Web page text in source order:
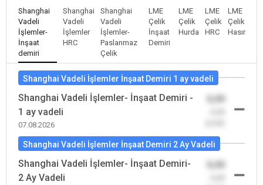
Shanghai
Vadeli
İşlemler-
İnşaat
demiri
Shanghai
Vadeli
İşlemler
HRC
Shanghai
Vadeli
İşlemler-
Paslanmaz
Çelik
LME
Çelik
İnşaat
Demiri
LME
Çelik
Hurda
LME
Çelik
HRC
LME
Çelik
Hasır
Shanghai Vadeli İşlemler İnşaat Demiri 1 ay vadeli
Shanghai Vadeli İşlemler- İnşaat Demiri -
1 ay vadeli
07.08.2026
Shanghai Vadeli İşlemler İnşaat Demiri 2 Ay Vadeli
Shanghai Vadeli İşlemler- İnşaat Demiri-
2 Ay Vadeli